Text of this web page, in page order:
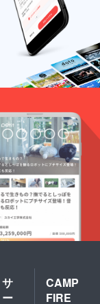
サ
ー
CAMP
FIRE